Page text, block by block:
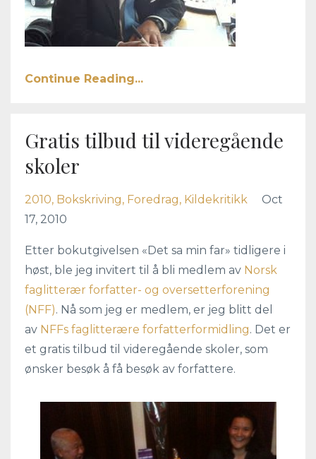
Continue Reading...
Gratis tilbud til videregående
skoler
2010 Bokskriving Foredrag Kildekritikk
Oct
17, 2010
Etter bokutgivelsen «Det sa min far» tidligere i
høst, ble jeg invitert til å bli medlem av Norsk
faglitterær forfatter- og oversetterforening
(NFF). Nå som jeg er medlem, er jeg blitt del
av NFFs faglitterære forfatterformidling. Det er
et gratis tilbud til videregående skoler, som
ønsker besøk å få besøk av forfattere.